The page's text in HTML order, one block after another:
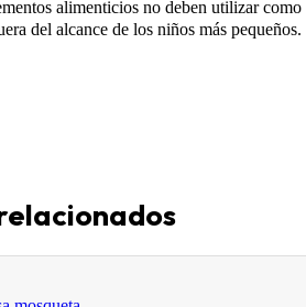
alimenticios no deben utilizar
del alcance de los niños más pequeños.